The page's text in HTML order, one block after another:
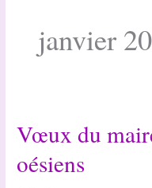
janvier
Vœux du
oésiens